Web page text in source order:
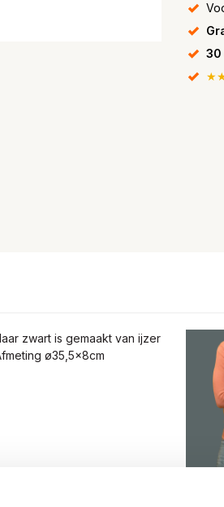
30
zwart is gemaakt van ijzer
ø35,5x8cm